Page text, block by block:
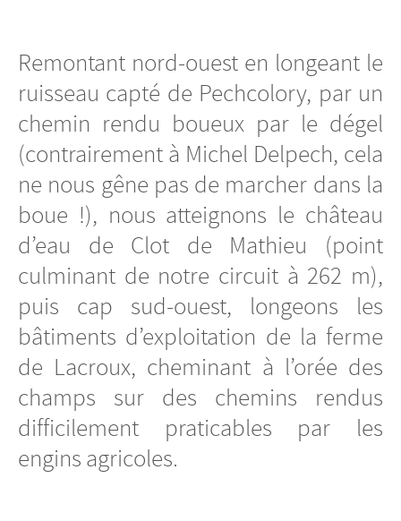
Remontant nord-ouest en longeant le
ruisseau capté de Pechcolory, par un
chemin rendu boueux par le dégel
(contrairement à Michel Delpech, cela
ne nous gêne pas de marcher dans la
boue !), nous atteignons le château
d’eau de Clot de Mathieu (point
culminant de notre circuit à 262 m),
puis cap sud-ouest, longeons les
bâtiments d’exploitation de la ferme
de Lacroux, cheminant à l’orée des
champs sur des chemins rendus
difficilement praticables par les
engins agricoles.